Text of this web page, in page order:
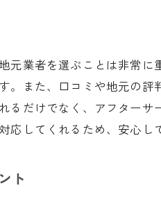
業者の専門性と対
見積もりの透明性
三重県でおすすめの鈑
地域で高評価の業
元業者を選ぶことは非常
。また、口コミや地元の
るだけでなく、アフター
してくれるため、安心し
ト